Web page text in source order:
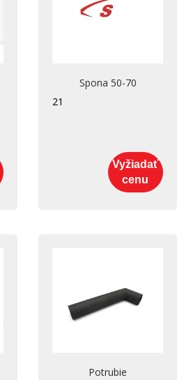
Spona 50-70
21
Vyžiadať
cenu
Potrubie